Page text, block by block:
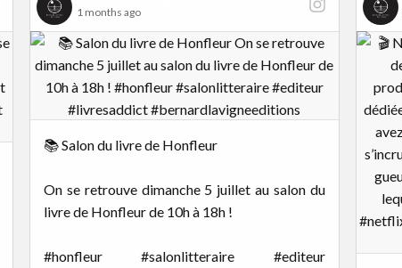
1 months ago
📚 Salon du livre de Honfleur
On se retrouve dimanche 5 juillet au salon du
livre de Honfleur de 10h à 18h !
#honfleur #salonlitteraire #editeur